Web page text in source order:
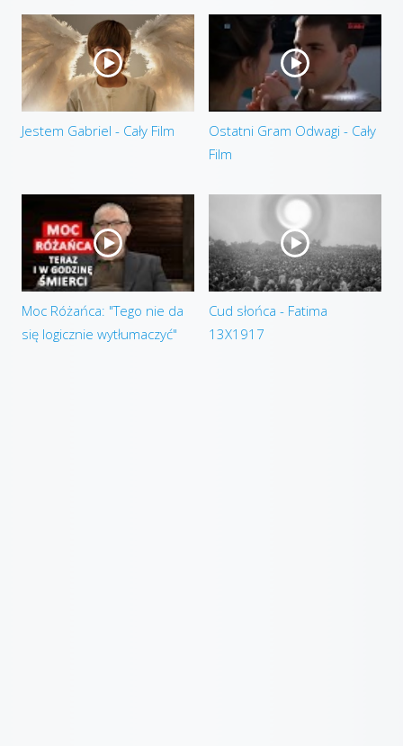
Jestem Gabriel - Cały Film
Ostatni Gram Odwagi - Cały
Film
Moc Różańca: "Tego nie da
się logicznie wytłumaczyć"
Cud słońca - Fatima
13X1917